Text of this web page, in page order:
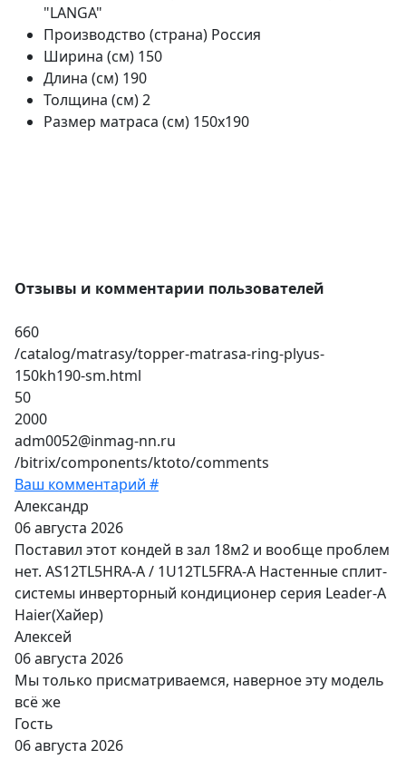
"LANGA"
Производство (страна) Россия
Ширина (см) 150
Длина (см) 190
Толщина (см)2
Размер матраса (см) 150х190
Отзывы и комментарии пользователей
660
/catalog/matrasy/topper-matrasa-ring-plyus-
150kh190-sm.html
50
2000
adm0052@inmag-nn.ru
/bitrix/components/ktoto/comments
Ваш комментарий #
Александр
06 августа 2026
Поставил этот кондей в зал 18м2 и вообще проблем
нет. AS12TL5HRA-A / 1U12TL5FRA-A Настенные сплит-
системы инверторный кондиционер серия Leader-A
Haier(Хайер)
Алексей
06 августа 2026
Мы только присматриваемся, наверное эту модель
всё же
Гость
06 августа 2026